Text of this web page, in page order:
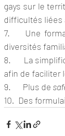
gays sur le
difficultés liées
7.     Une
diversités
8.      La
afin de faciliter
9.      Plus de
10.  Des